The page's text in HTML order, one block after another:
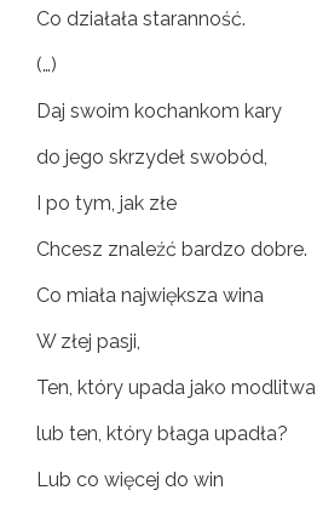
Co działała staranność.
(…)
Daj swoim kochankom kary
do jego skrzydeł swobód,
I po tym, jak złe
Chcesz znaleźć bardzo dobre.
Co miała największa wina
W złej pasji,
Ten, który upada jako modlitwa
lub ten, który błaga upadła?
Lub co więcej do win